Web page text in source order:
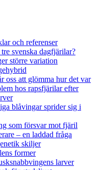
och referenser
svenska dagfjärilar?
större variation
oss att glömma hur det var
hos rapsfjärilar efter
blåvingar sprider sig i
som försvar mot fjäril
– en laddad fråga
skiljer
former
larver